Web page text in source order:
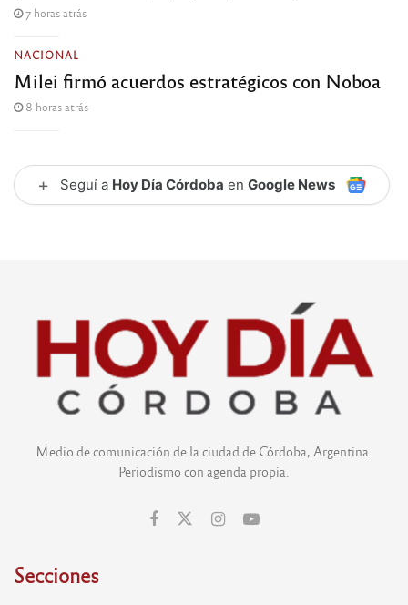
7 horas atrás
NACIONAL
Milei firmó acuerdos estratégicos con Noboa
8 horas atrás
+ Seguí a Hoy Día Córdoba en Google News
Medio de comunicación de la ciudad de Córdoba, Argentina.
Periodismo con agenda propia.
Secciones